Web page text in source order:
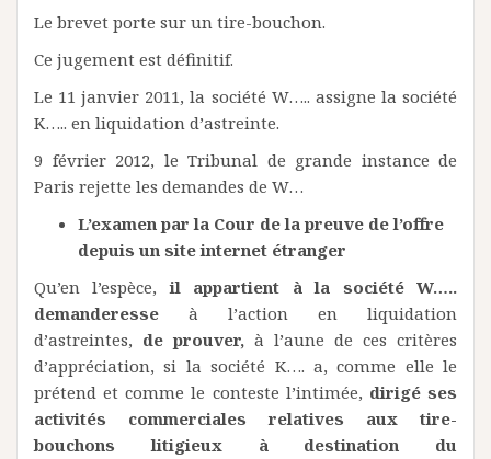
Le brevet porte sur un tire-bouchon.
Ce jugement est définitif.
Le 11 janvier 2011, la société W….. assigne la société
K….. en liquidation d’astreinte.
9 février 2012, le Tribunal de grande instance de
Paris rejette les demandes de W…
L’examen par la Cour de la preuve de l’offre
depuis un site internet étranger
Qu’en l’espèce,il appartient à la société W…..
demanderesse à l’action en liquidation
d’astreintes, de prouver, à l’aune de ces critères
d’appréciation, si la société K…. a, comme elle le
prétend et comme le conteste l’intimée, dirigé ses
activités commerciales relatives aux tire-
bouchons litigieux à destination du